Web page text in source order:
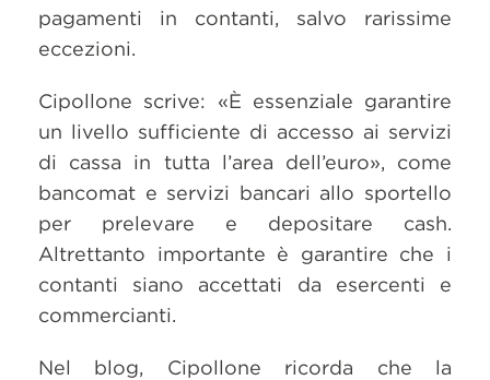
pagamenti in contanti, salvo rarissime
eccezioni.
Cipollone scrive: «È essenziale garantire
un livello sufficiente di accesso ai servizi
di cassa in tutta l’area dell’euro», come
bancomat e servizi bancari allo sportello
per prelevare e depositare cash.
Altrettanto importante è garantire che i
contanti siano accettati da esercenti e
commercianti.
Nel blog, Cipollone ricorda che la